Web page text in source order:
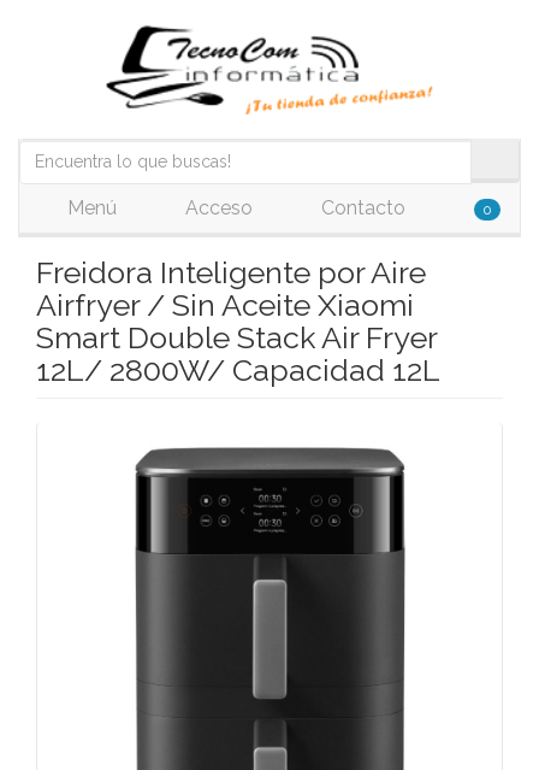
Menú Acceso Contacto 0
Freidora Inteligente por Aire
Airfryer / Sin Aceite Xiaomi
Smart Double Stack Air Fryer
12L/ 2800W/ Capacidad 12L